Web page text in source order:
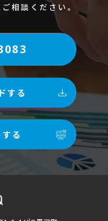
相談ください。
する
る